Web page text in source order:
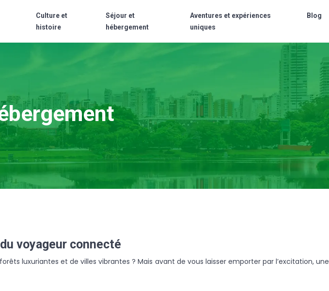
Culture et
histoire
Séjour et
hébergement
Aventures et expériences
uniques
Blog
voyageur connecté
luxuriantes et de villes vibrantes ? Mais avant de vous laisser emporter par l’excitation, une